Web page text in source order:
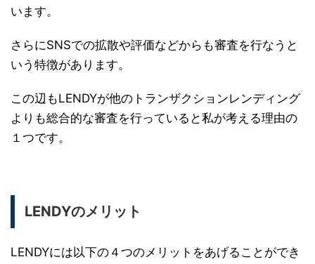
います。
さらにSNSでの拡散や評価などからも審査を行なうと
いう特徴があります。
この辺もLENDYが他のトランザクションレンディング
よりも総合的な審査を行っていると私が考える理由の
１つです。
LENDYのメリット
LENDYには以下の４つのメリットをあげることができ